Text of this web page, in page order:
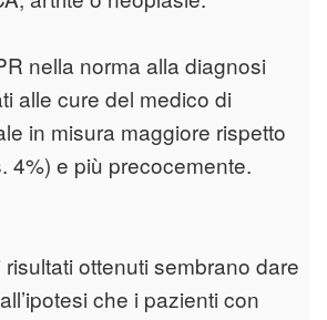
nella norma alla diagnosi
alle cure del medico di
in misura maggiore rispetto
4%) e più precocemente.
ottenuti sembrano dare
che i pazienti con